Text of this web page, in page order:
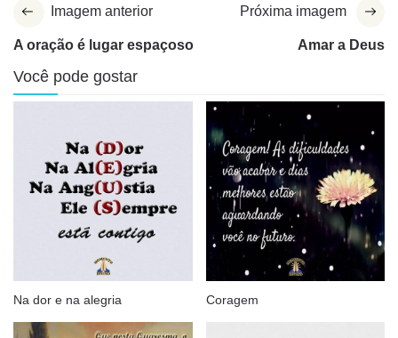
Imagem anterior
A oração é lugar espaçoso
Próxima imagem
Amar a Deus
Você pode gostar
Na dor e na alegria Coragem